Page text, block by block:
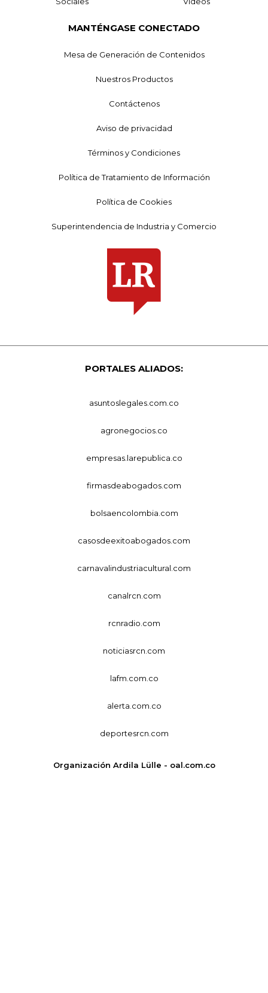
MANTÉNGASE CONECTADO
Mesa de Generación de Contenidos
Nuestros Productos
Contáctenos
Aviso de privacidad
Términos y Condiciones
Política de Tratamiento de Información
Política de Cookies
Superintendencia de Industria y Comercio
PORTALES ALIADOS:
asuntoslegales.com.co
agronegocios.co
empresas.larepublica.co
firmasdeabogados.com
bolsaencolombia.com
casosdeexitoabogados.com
carnavalindustriacultural.com
canalrcn.com
rcnradio.com
noticiasrcn.com
lafm.com.co
alerta.com.co
deportesrcn.com
Organización Ardila Lülle - oal.com.co